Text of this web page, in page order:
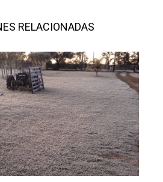
RELACIONADAS